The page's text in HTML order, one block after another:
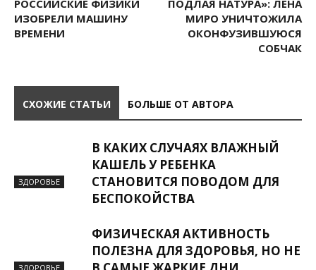
РОССИЙСКИЕ ФИЗИКИ
ИЗОБРЕЛИ МАШИНУ
ВРЕМЕНИ
ПОДЛАЯ НАТУРА»: ЛЕНА
МИРО УНИЧТОЖИЛА
ОКОНФУЗИВШУЮСЯ
СОБЧАК
СХОЖИЕ СТАТЬИ БОЛЬШЕ ОТ АВТОРА
ЗДОРОВЬЕ
В КАКИХ СЛУЧАЯХ ВЛАЖНЫЙ
КАШЕЛЬ У РЕБЕНКА
СТАНОВИТСЯ ПОВОДОМ ДЛЯ
БЕСПОКОЙСТВА
ЗДОРОВЬЕ
ФИЗИЧЕСКАЯ АКТИВНОСТЬ
ПОЛЕЗНА ДЛЯ ЗДОРОВЬЯ, НО НЕ